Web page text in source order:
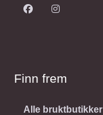
Finn frem
Alle bruktbutikker